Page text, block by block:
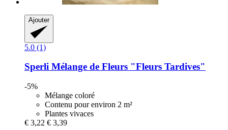
Ajouter
5.0 (1)
Sperli Mélange de Fleurs "Fleurs Tardives"
-5%
Mélange coloré
Contenu pour environ 2 m²
Plantes vivaces
€ 3,22 € 3,39